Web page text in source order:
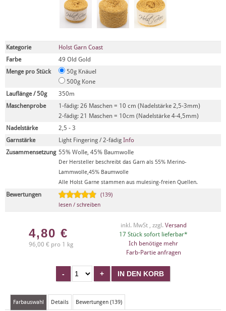
Kategorie
Holst Garn Coast
Farbe
49 Old Gold
Menge pro Stück
50g Knäuel
500g Kone
Lauflänge / 50g
350m
Maschenprobe
1-fädig: 26 Maschen = 10 cm (Nadelstärke 2,5-3mm)
2-fädig: 21 Maschen = 10cm (Nadelstärke 4-4,5mm)
Nadelstärke
2,5 - 3
Garnstärke
Light Fingering / 2-fädig Info
Zusammensetzung 55% Wolle, 45% Baumwolle
Der Hersteller beschreibt das Garn als 55% Merino-
Lammwolle,45% Baumwolle
Alle Holst Garne stammen aus mulesing-freien Quellen.
Bewertungen
(139)
lesen / schreiben
4,80 €
96,00 € pro 1 kg
inkl. MwSt , zzgl. Versand
17 Stück sofort lieferbar*
Ich benötige mehr
Farb-Partie anfragen
Farbauswahl Details Bewertungen (139)